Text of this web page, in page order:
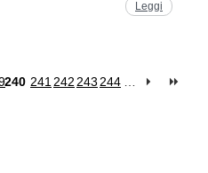
Leggi
240 241 242 243 244